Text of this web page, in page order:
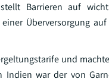
Barrieren auf
Überversorgung
und
Indien war der von